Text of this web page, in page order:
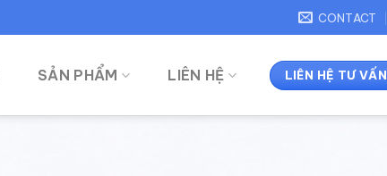
CONTACT
SẢN PHẨM LIÊN HỆ LIÊN HỆ TƯ VẤN